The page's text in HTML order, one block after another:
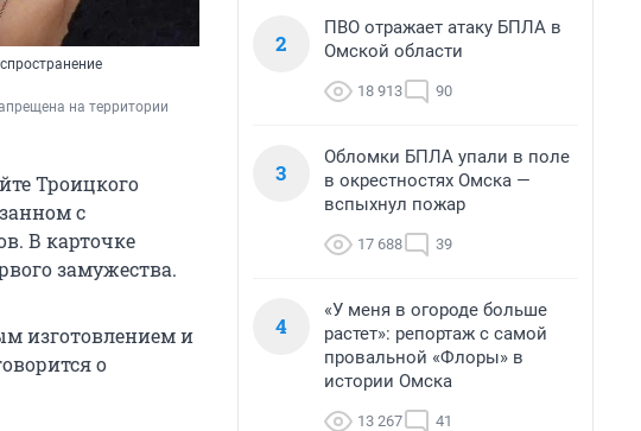
на территории
Троицкого
с
В карточке
замужества.
изготовлением и
о
2
ПВО отражает атаку БПЛА в
Омской области
18 913 90
3
Обломки БПЛА упали в поле
в окрестностях Омска —
вспыхнул пожар
17 688 39
4
«У меня в огороде больше
растет»: репортаж с самой
провальной «Флоры» в
истории Омска
13 267 41